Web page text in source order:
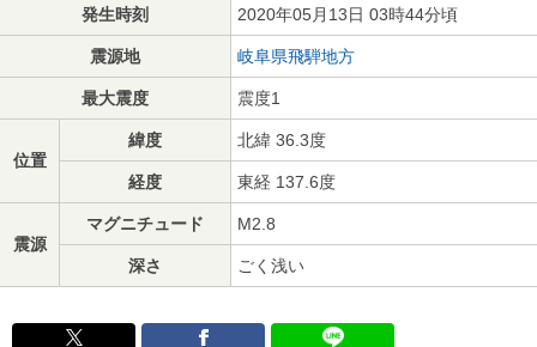
発生時刻 2020年05月13日 03時44分頃
震源地 岐阜県飛騨地方
最大震度 震度1
位置
緯度 北緯 36.3度
経度 東経 137.6度
震源
マグニチュード M2.8
深さ ごく浅い